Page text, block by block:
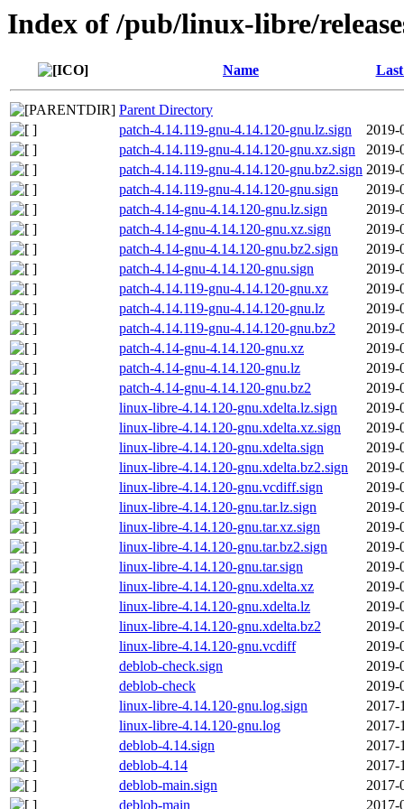
Index of /pub/linux-libre/
Name
Parent Directory
patch-4.14.119-gnu-4.14.120-gnu.lz.sign
2019-
patch-4.14.119-gnu-4.14.120-gnu.xz.sign
2019-
patch-4.14.119-gnu-4.14.120-gnu.bz2.sign 2019-
patch-4.14.119-gnu-4.14.120-gnu.sign
2019-
patch-4.14-gnu-4.14.120-gnu.lz.sign
2019-
patch-4.14-gnu-4.14.120-gnu.xz.sign
2019-
patch-4.14-gnu-4.14.120-gnu.bz2.sign
2019-
patch-4.14-gnu-4.14.120-gnu.sign
2019-
patch-4.14.119-gnu-4.14.120-gnu.xz
2019-
patch-4.14.119-gnu-4.14.120-gnu.lz
2019-
patch-4.14.119-gnu-4.14.120-gnu.bz2
2019-
patch-4.14-gnu-4.14.120-gnu.xz
2019-
patch-4.14-gnu-4.14.120-gnu.lz
2019-
patch-4.14-gnu-4.14.120-gnu.bz2
2019-
linux-libre-4.14.120-gnu.xdelta.lz.sign
2019-
linux-libre-4.14.120-gnu.xdelta.xz.sign
2019-
linux-libre-4.14.120-gnu.xdelta.sign
2019-
linux-libre-4.14.120-gnu.xdelta.bz2.sign
2019-
linux-libre-4.14.120-gnu.vcdiff.sign
2019-
linux-libre-4.14.120-gnu.tar.lz.sign
2019-
linux-libre-4.14.120-gnu.tar.xz.sign
2019-
linux-libre-4.14.120-gnu.tar.bz2.sign
2019-
linux-libre-4.14.120-gnu.tar.sign
2019-
linux-libre-4.14.120-gnu.xdelta.xz
2019-
linux-libre-4.14.120-gnu.xdelta.lz
2019-
linux-libre-4.14.120-gnu.xdelta.bz2
2019-
linux-libre-4.14.120-gnu.vcdiff
2019-
deblob-check.sign
2019-
deblob-check
2019-
linux-libre-4.14.120-gnu.log.sign
2017-
linux-libre-4.14.120-gnu.log
2017-
deblob-4.14.sign
2017-
deblob-4.14
2017-
deblob-main.sign
2017-
deblob-main
2017-